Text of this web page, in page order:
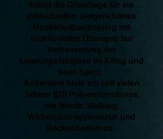
bildet die Grundlage für ein
individuelles, zielgerichtetes
Muskelaufbautraining mit
funktionellen Übungen zur
Verbesserung der
Leistungsfähigkeit im Alltag und
beim Sport.
Außerdem biete ich seit vielen
Jahren §20 Präventionskurse,
wie Nordic Walking,
Wirbelsäulengymnastik und
Beckenboden an.